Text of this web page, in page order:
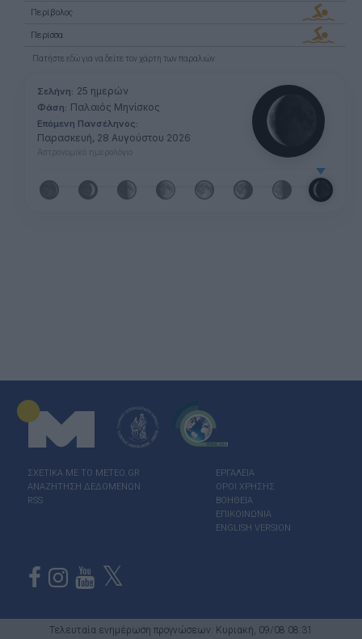
Περίβολος
Περίσσα
Πατήστε εδώγια να δείτε τον χάρτη των παραλιών
Σελήνη: 25 ημερών
Φάση: Παλαιός Μηνίσκος
Επόμενη Πανσέληνος:
Παρασκευή, 28 Αυγούστου 2026
Αστρονομικό ημερολόγιο
ΣΧΕΤΙΚΑ ΜΕ ΤΟ ΜΕΤΕΟ.GR
ΑΝΑΖΗΤΗΣΗ ΔΕΔΟΜΕΝΩΝ
RSS
ΕΡΓΑΛΕΙΑ
ΟΡΟΙ ΧΡΗΣΗΣ
ΒΟΗΘΕΙΑ
ΕΠΙΚΟΙΝΩΝΙΑ
ENGLISH VERSION
Τελευταία ενημέρωση προγνώσεων: Κυριακή, 09/08 08:31